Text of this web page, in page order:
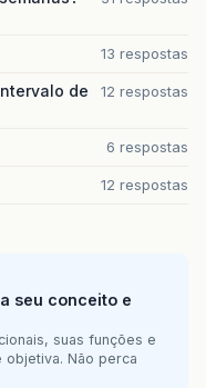
13 respostas
de
12 respostas
6 respostas
12 respostas
seu conceito e
suas funções e
Não perca